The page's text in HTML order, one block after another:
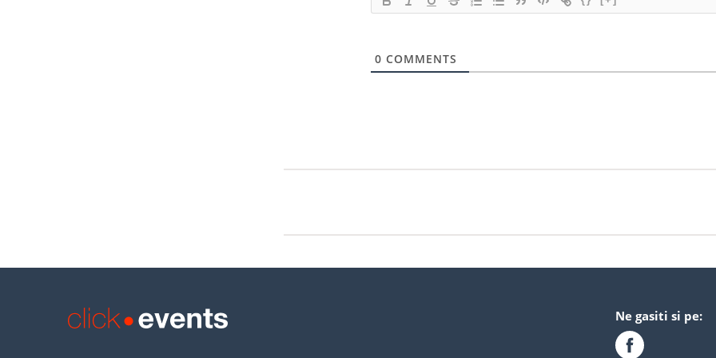
0 COMMENTS
Ne gasiti si pe: